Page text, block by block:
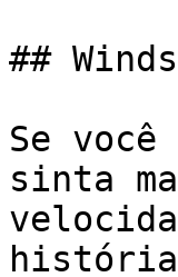
##
Se
sinta